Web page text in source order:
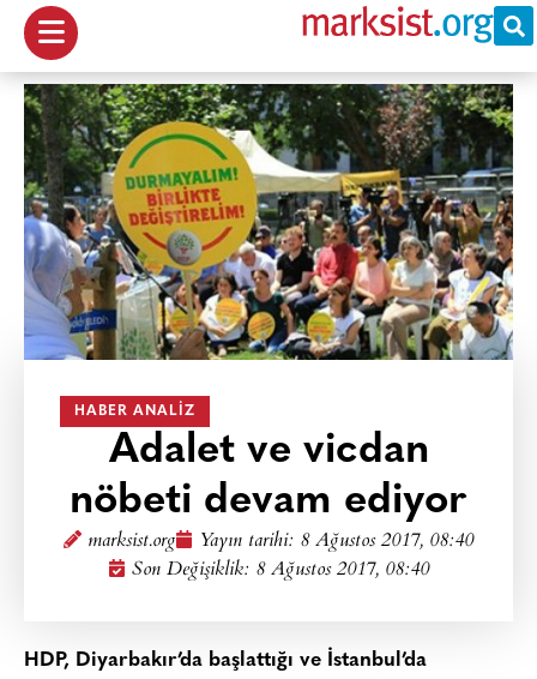
HABER ANALIZ
Adalet ve vicdan
nöbeti devam ediyor
marksist.org Yayın tarihi: 8 Ağustos 2017, 08:40
Son Değişiklik: 8 Ağustos 2017, 08:40
HDP, Diyarbakır’da başlattığı ve İstanbul’da